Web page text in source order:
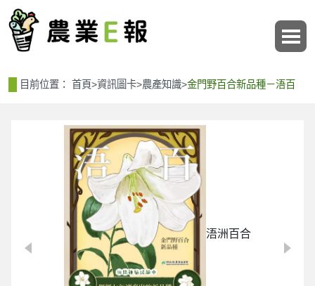
目前位置： 首頁>資訊圖卡>農產知識>金門野百合新品種－浯百
浯洲百合